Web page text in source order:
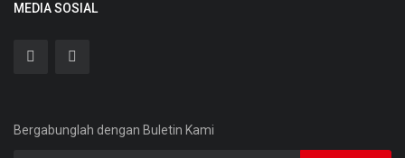
MEDIA SOSIAL
Bergabunglah dengan Buletin Kami